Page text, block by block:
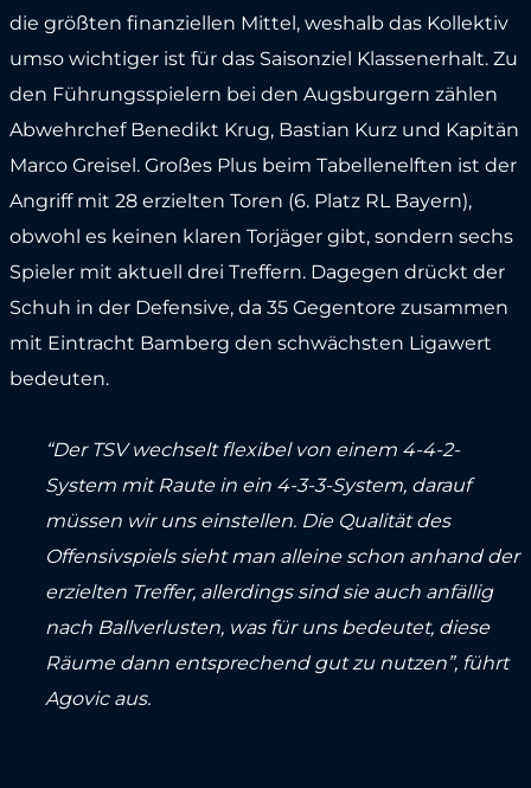
die größten finanziellen Mittel, weshalb das Kollektiv
umso wichtiger ist für das Saisonziel Klassenerhalt. Zu
den Führungsspielern bei den Augsburgern zählen
Abwehrchef Benedikt Krug, Bastian Kurz und Kapitän
Marco Greisel. Großes Plus beim Tabellenelften ist der
Angriff mit 28 erzielten Toren (6. Platz RL Bayern),
obwohl es keinen klaren Torjäger gibt, sondern sechs
Spieler mit aktuell drei Treffern. Dagegen drückt der
Schuh in der Defensive, da 35 Gegentore zusammen
mit Eintracht Bamberg den schwächsten Ligawert
bedeuten.
“Der TSV wechselt flexibel von einem 4-4-2-
System mit Raute in ein 4-3-3-System, darauf
müssen wir uns einstellen. Die Qualität des
Offensivspiels sieht man alleine schon anhand der
erzielten Treffer, allerdings sind sie auch anfällig
nach Ballverlusten, was für uns bedeutet, diese
Räume dann entsprechend gut zu nutzen”, führt
Agovic aus.